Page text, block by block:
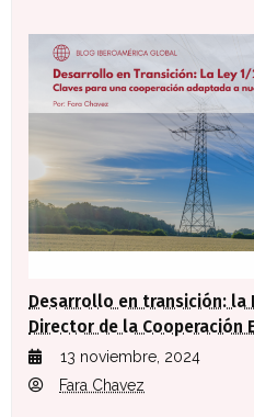
Desarrollo en transición: la
Director de la Cooperación
13 noviembre, 2024
Fara Chavez